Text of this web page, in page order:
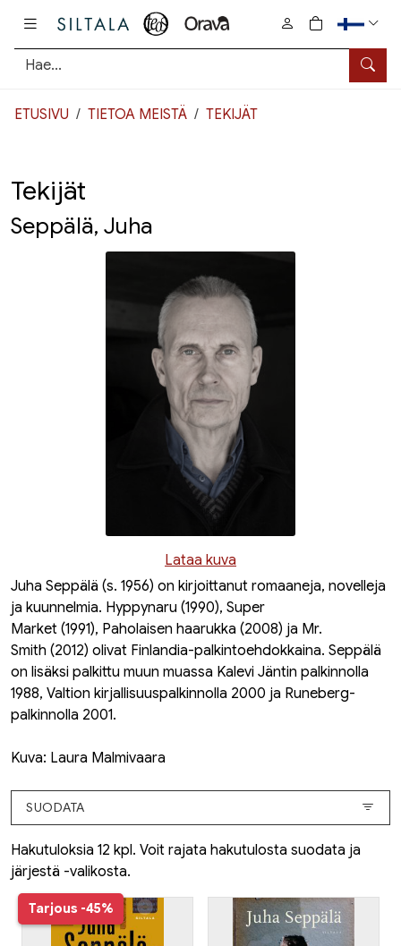
Hae
0
tuotetta
ETUSIVU TIETOA MEISTÄ TEKIJÄT
Tekijät
Seppälä, Juha
Lataa kuva
Juha Seppälä (s. 1956) on kirjoittanut romaaneja, novelleja
ja kuunnelmia. Hyppynaru (1990), Super
Market (1991), Paholaisen haarukka (2008) ja Mr.
Smith (2012) olivat Finlandia-palkintoehdokkaina. Seppälä
on lisäksi palkittu muun muassa Kalevi Jäntin palkinnolla
1988, Valtion kirjallisuuspalkinnolla 2000 ja Runeberg-
palkinnolla 2001.
Kuva: Laura Malmivaara
SUODATA
Hakutuloksia 12 kpl. Voit rajata hakutulosta suodata ja
järjestä -valikosta.
Tarjous -45%